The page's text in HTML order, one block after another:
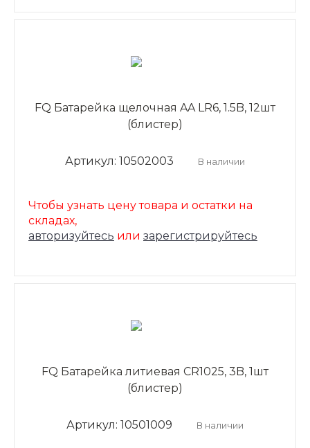
FQ Батарейка щелочная AA LR6, 1.5B, 12шт
(блистер)
Артикул: 10502003 В наличии
Чтобы узнать цену товара и остатки на
складах,
авторизуйтесь или зарегистрируйтесь
FQ Батарейка литиевая CR1025, 3B, 1шт
(блистер)
Артикул: 10501009 В наличии